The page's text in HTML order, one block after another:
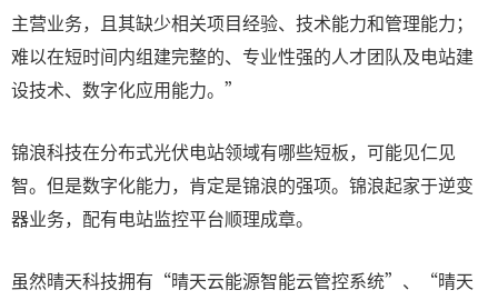
主营业务，且其缺少相关项目经验、技术能力和管理能力；
难以在短时间内组建完整的、专业性强的人才团队及电站建
设技术、数字化应用能力。”
锦浪科技在分布式光伏电站领域有哪些短板，可能见仁见
智。但是数字化能力，肯定是锦浪的强项。锦浪起家于逆变
器业务，配有电站监控平台顺理成章。
虽然晴天科技拥有“晴天云能源智能云管控系统”、“晴天